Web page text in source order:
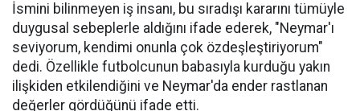
İsmini bilinmeyen iş insanı, bu sıradışı kararını tümüyle
duygusal sebeplerle aldığını ifade ederek, "Neymar'ı
seviyorum, kendimi onunla çok özdeşleştiriyorum"
dedi. Özellikle futbolcunun babasıyla kurduğu yakın
ilişkiden etkilendiğini ve Neymar'da ender rastlanan
değerler gördüğünü ifade etti.